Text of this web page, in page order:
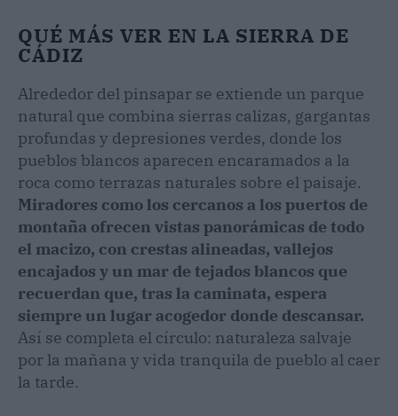
QUÉ MÁS VER EN LA SIERRA DE
CÁDIZ
Alrededor del pinsapar se extiende un parque
natural que combina sierras calizas, gargantas
profundas y depresiones verdes, donde los
pueblos blancos aparecen encaramados a la
roca como terrazas naturales sobre el paisaje.
Miradores como los cercanos a los puertos de
montaña ofrecen vistas panorámicas de todo
el macizo, con crestas alineadas, vallejos
encajados y un mar de tejados blancos que
recuerdan que, tras la caminata, espera
siempre un lugar acogedor donde descansar.
Así se completa el círculo: naturaleza salvaje
por la mañana y vida tranquila de pueblo al caer
la tarde.